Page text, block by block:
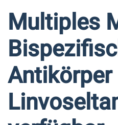
Multiples
Antikörper